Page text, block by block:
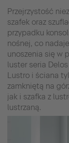
Przejrzystość
szafek oraz
przypadku
nośnej, co
unoszenia się w
luster seria
Lustro i ściana
zamkniętą na
jak i szafka z
lustrzaną.